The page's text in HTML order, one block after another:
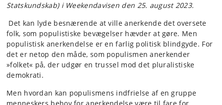
Statskundskab) i Weekendavisen den 25. august 2023.
Det kan lyde besnærende at ville anerkende det oversete
folk, som populistiske bevægelser hævder at gøre. Men
populistisk anerkendelse er en farlig politisk blindgyde. For
det er netop den måde, som populismen anerkender
»folket« på, der udgør en trussel mod det pluralistiske
demokrati.
Men hvordan kan populismens indfrielse af en gruppe